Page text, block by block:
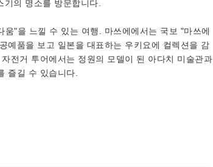
의 명소를 방문합니다.
"을 느낄 수 있는 여행. 마쓰에에서는 국보 "마쓰에
예품을 보고 일본을 대표하는 우키요에 컬렉션을 감
전거 투어에서는 정원의 모델이 된 아다치 미술관과
즐길 수 있습니다.